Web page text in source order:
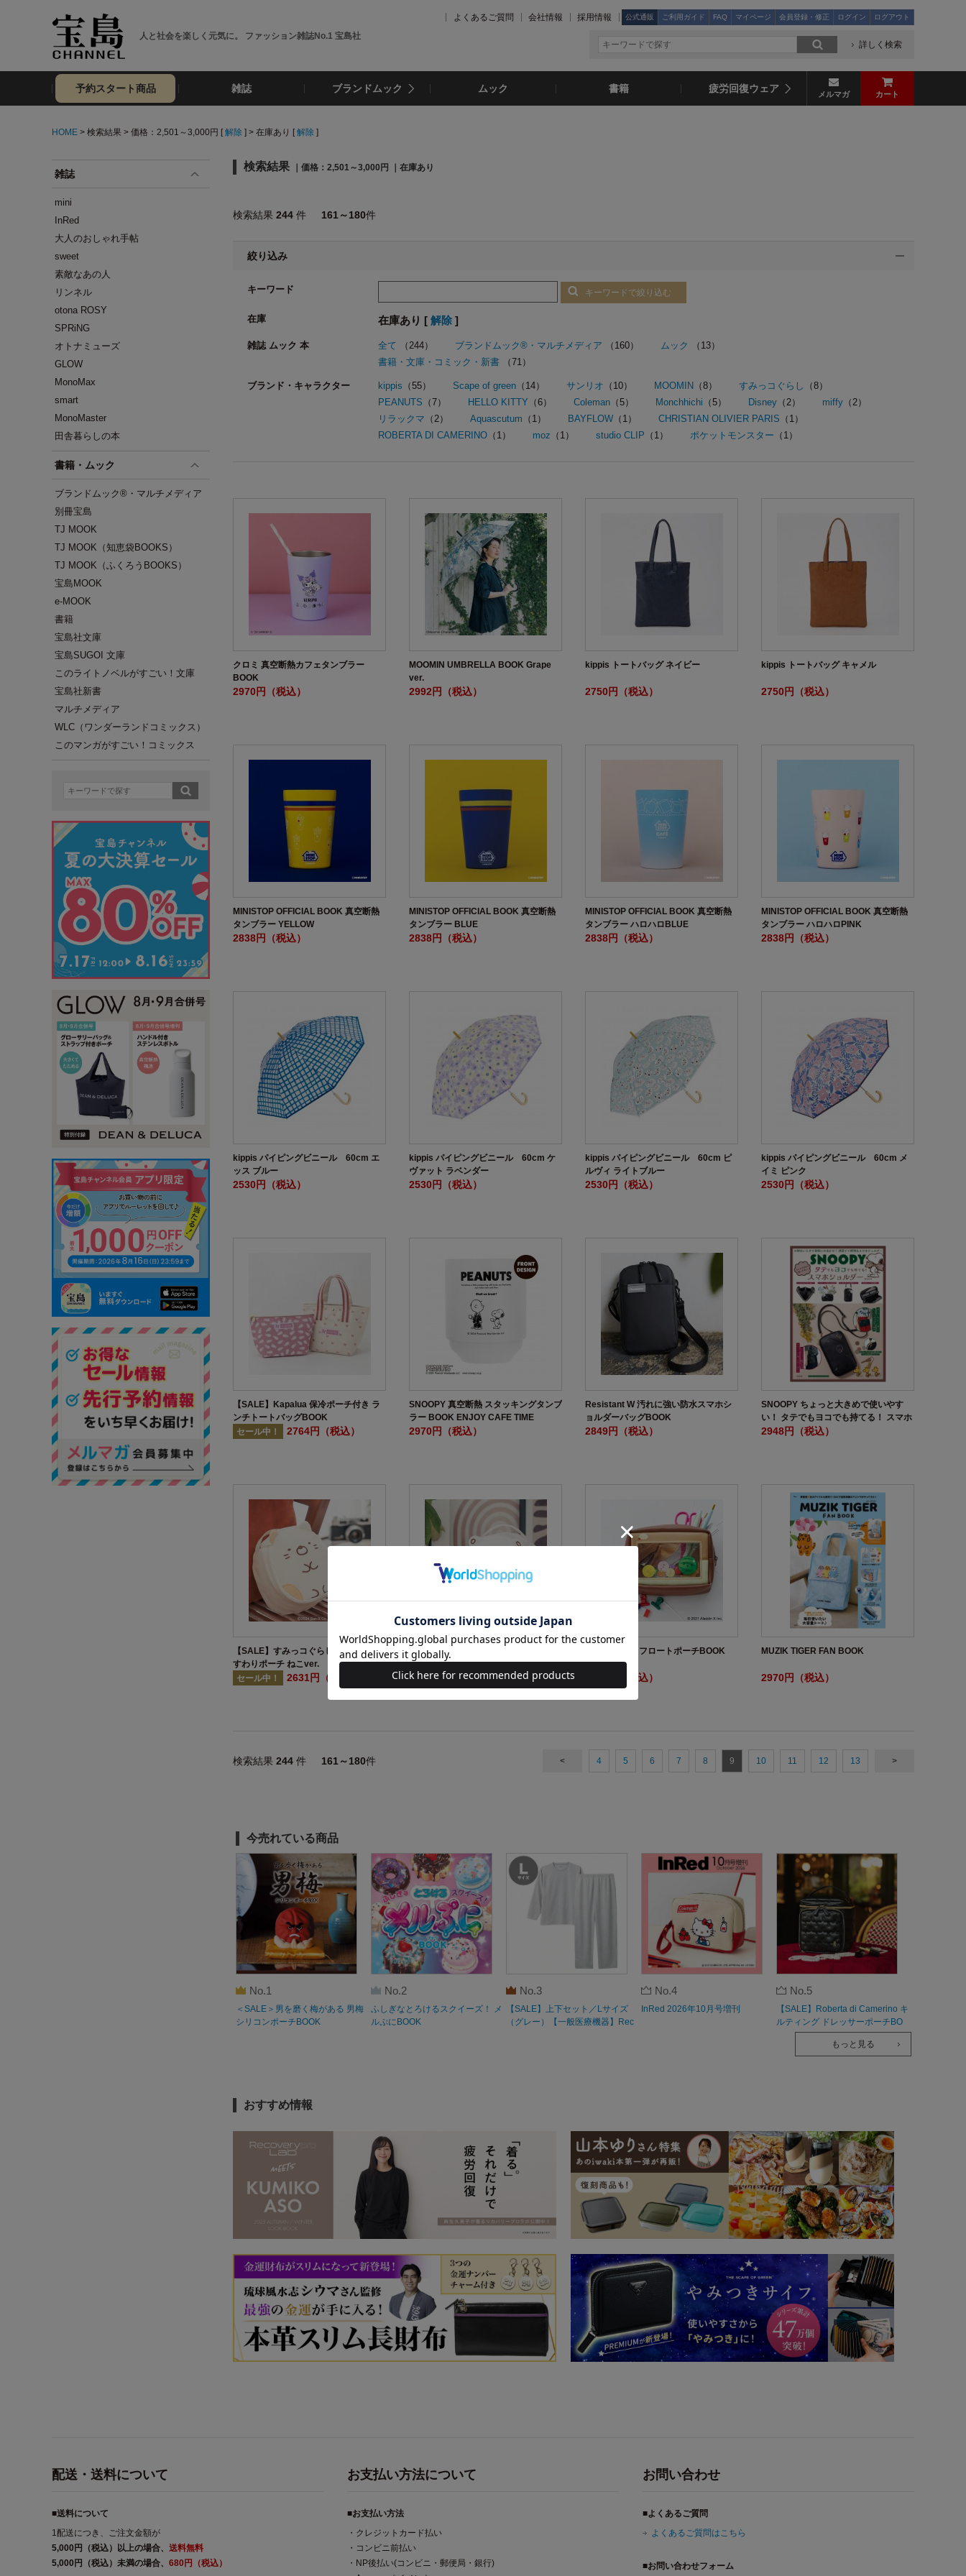
人と社会を楽しく元気に。 ファッション雑誌No.1 宝島社
よくあるご質問 会社情報 採用情報 公式通販 ご利用ガイド FAQ マイページ 会員登録・修正 ログイン ログアウト
詳しく検索
予約スタート商品 雑誌 ブランドムック ムック 書籍 疲労回復ウェア メルマガ カート
HOME > 検索結果 > 価格：2,501～3,000円 [ 解除 ] > 在庫あり [ 解除 ]
雑誌
mini
InRed
大人のおしゃれ手帖
sweet
素敵なあの人
リンネル
otona ROSY
SPRiNG
オトナミューズ
GLOW
MonoMax
smart
MonoMaster
田舎暮らしの本
書籍・ムック
ブランドムック®・マルチメディア
別冊宝島
TJ MOOK
TJ MOOK（知恵袋BOOKS）
TJ MOOK（ふくろうBOOKS）
宝島MOOK
e-MOOK
書籍
宝島社文庫
宝島SUGOI 文庫
このライトノベルがすごい！文庫
宝島社新書
マルチメディア
WLC（ワンダーランドコミックス）
このマンガがすごい！コミックス
検索結果 ｜価格：2,501～3,000円 ｜在庫あり
検索結果 244 件 161～180件
絞り込み
キーワード キーワードで絞り込む
在庫 在庫あり [ 解除]
雑誌 ムック 本 全て （244） ブランドムック®・マルチメディア （160） ムック
（13）
書籍・文庫・コミック・新書（71）
ブランド・キャラクター kippis （55） Scape of green（14） サンリオ （10） MOOMIN（8） すみっコぐらし
（8）
PEANUTS （7） HELLO KITTY （6） Coleman（5） Monchhichi （5） Disney（2） miffy（2）
リラックマ （2） Aquascutum （1） BAYFLOW（1） CHRISTIAN OLIVIER PARIS （1）
ROBERTA DI CAMERINO（1） moz （1） studio CLIP （1） ポケットモンスター （1）
クロミ 真空断熱カフェタンブラー
BOOK
2970円（税込）
MOOMIN UMBRELLA BOOK Grape
ver.
2992円（税込）
kippis トートバッグ ネイビー
2750円（税込）
kippis トートバッグ キャメル
2750円（税込）
MINISTOP OFFICIAL BOOK 真空断熱
タンブラー YELLOW
2838円（税込）
MINISTOP OFFICIAL BOOK 真空断熱
タンブラー BLUE
2838円（税込）
MINISTOP OFFICIAL BOOK 真空断熱
タンブラー ハロハロBLUE
2838円（税込）
MINISTOP OFFICIAL BOOK 真空断熱
タンブラー ハロハロPINK
2838円（税込）
kippis パイピングビニール 60cm エ
ッス ブルー
2530円（税込）
kippis パイピングビニール 60cm ケ
ヴァット ラベンダー
2530円（税込）
kippis パイピングビニール 60cm ピ
ルヴィ ライトブルー
2530円（税込）
kippis パイピングビニール 60cm メ
イミ ピンク
2530円（税込）
【SALE】Kapalua 保冷ポーチ付き ラ
ンチトートバッグBOOK
セール中！
2764円（税込）
SNOOPY 真空断熱 スタッキングタンブ
ラー BOOK ENJOY CAFE TIME
2970円（税込）
Resistant W 汚れに強い防水スマホシ
ョルダーバッグBOOK
2849円（税込）
SNOOPY ちょっと大きめで使いやす
い！ タテでもヨコでも持てる！ スマホ
ショルダー BOOK
2948円（税込）
【SALE】すみっコぐらし ふわふわお
すわりポーチ ねこver.
セール中！
2631円（税込）
【SALE】すみっコぐらし ふわふわお
すわりポーチ しろくまver.
セール中！
2631円（税込）
スイカゲーム フロートポーチBOOK
2739円（税込）
MUZIK TIGER FAN BOOK
2970円（税込）
検索結果 244 件 161～180件 < 4 5 6 7 8 9 10 11 12 13 >
今売れている商品
No.1
＜SALE＞男を磨く梅がある 男梅
シリコンポーチBOOK
No.2
ふしぎなとろけるスクイーズ！ メ
ルぷにBOOK
No.3
【SALE】上下セット／Lサイズ
（グレー）【一般医療機器】Rec
No.4
InRed 2026年10月号増刊
No.5
【SALE】Roberta di Camerino キ
ルティング ドレッサーポーチBO
もっと見る
おすすめ情報
配送・送料について
■送料について
1配送につき、ご注文金額が
5,000円（税込）以上の場合、 送料無料
5,000円（税込）未満の場合、 680円（税込）
お支払い方法について
■お支払い方法
・クレジットカード払い
・コンビニ前払い
・NP後払い(コンビニ・郵便局・銀行)
お問い合わせ
■よくあるご質問
よくあるご質問はこちら
■お問い合わせフォーム